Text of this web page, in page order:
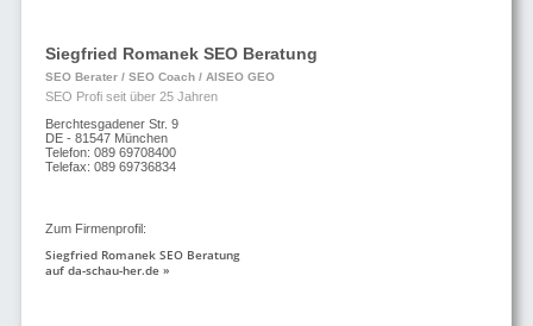
Siegfried Romanek SEO Beratung
SEO Berater / SEO Coach / AISEO GEO
SEO Profi seit über 25 Jahren
Berchtesgadener Str. 9
DE - 81547 München
Telefon: 089 69708400
Telefax: 089 69736834
Zum Firmenprofil:
Siegfried Romanek SEO Beratung
auf da-schau-her.de »